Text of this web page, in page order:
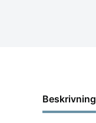
Beskrivning